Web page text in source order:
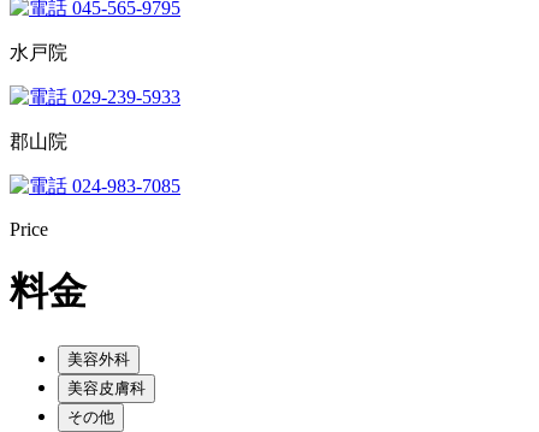
045-565-9795
水戸院
029-239-5933
郡山院
024-983-7085
Price
料金
美容外科
美容皮膚科
その他